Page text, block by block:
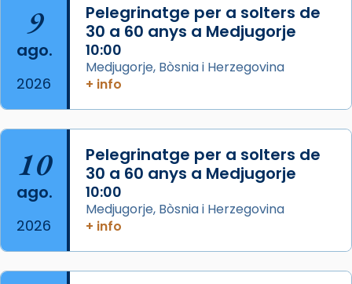
de Barcelona.
2 weeks ago
Aquest dilluns, 27 de juliol, ha tingut lloc la
missa d’acció de gràcies en agraïment al
comitè organitzador de la visita apostòlica
del Sant Pare Lleó XIV a Barcelona, i als
col·laboradors, a la Catedral de Barcelona.
L’arquebisbe de Barcelona, el cardenal Joan
Josep Omella, ha presidit la missa i l’ha
concelebrat el bisbe auxiliar de Barcelona,
Mons. David Abadías.
📸 Dr. G. Simón
Foto
9
ago.
2026
Pelegrinatge per a solters de
30 a 60 anys a Medjugorje
10:00
Medjugorje, Bòsnia i Herzegovina
+ info
10
ago.
2026
Pelegrinatge per a solters de
30 a 60 anys a Medjugorje
10:00
Medjugorje, Bòsnia i Herzegovina
+ info